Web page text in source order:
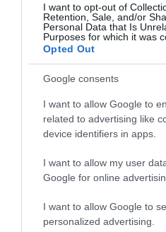
I want to opt-out of
Retention, Sale, and/or
Personal Data that Is
Purposes for which it was
Opted Out
Google consents
I want to allow Google to
related to advertising like
device identifiers in apps.
I want to allow my user
Google for online
I want to allow Google to
personalized advertising.